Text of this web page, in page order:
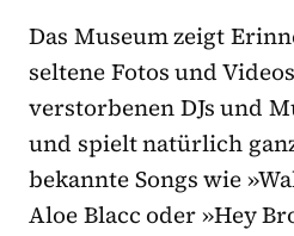
Das Museum zeigt
seltene Fotos und
verstorbenen DJs und
und spielt natürlich
bekannte Songs wie
Aloe Blacc oder »Hey